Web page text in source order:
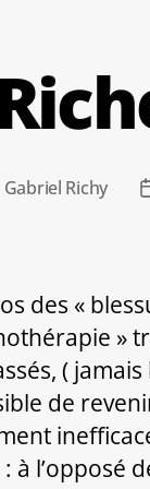
Gabriel Richy
des «
»
(
de
à l’opposé